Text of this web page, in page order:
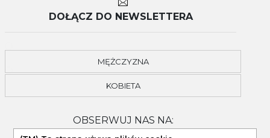
DOŁĄCZ DO NEWSLETTERA
MĘŻCZYZNA
KOBIETA
OBSERWUJ NAS NA: